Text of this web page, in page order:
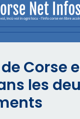
de Corse
les